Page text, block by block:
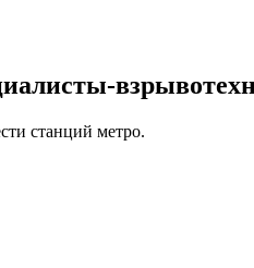
станций метро.